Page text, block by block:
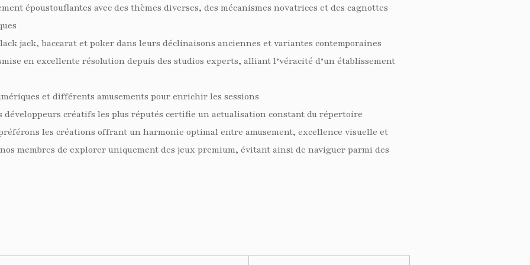
époustouflantes avec des thèmes diverses, des mécanismes novatrices et des cagnottes
jack, baccarat et poker dans leurs déclinaisons anciennes et variantes contemporaines
en excellente résolution depuis des studios experts, alliant l’véracité d’un établissement
et différents amusements pour enrichir les sessions
créatifs les plus réputés certifie un actualisation constant du répertoire
les créations offrant un harmonie optimal entre amusement, excellence visuelle et
membres de explorer uniquement des jeux premium, évitant ainsi de naviguer parmi des